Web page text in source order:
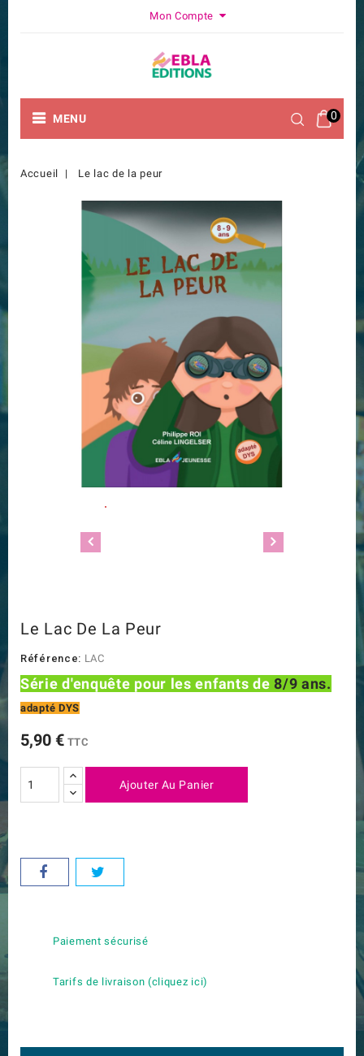
Mon Compte
0
MENU
Accueil Le lac de la peur
Le Lac De La Peur
Référence: LAC
Série d'enquête pour les enfants de8/9 ans.
adapté DYS
5,90 € TTC
Ajouter Au Panier
Paiement sécurisé
Tarifs de livraison (cliquez ici)